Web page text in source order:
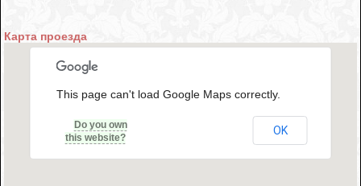
Карта проезда
This page can't load Google Maps correctly.
Do you own
this website?
OK